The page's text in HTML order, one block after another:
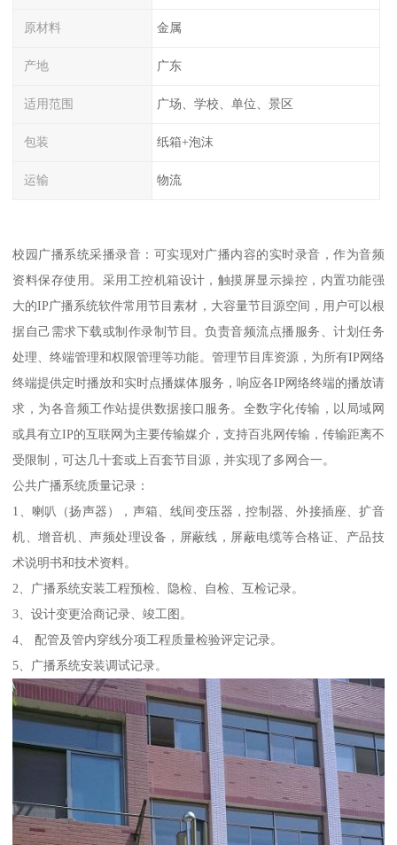
原材料 金属
产地 广东
适用范围 广场、学校、单位、景区
包装 纸箱+泡沫
运输 物流
校园广播系统采播录音：可实现对广播内容的实时录音，作为音频
资料保存使用。采用工控机箱设计，触摸屏显示操控，内置功能强
大的IP广播系统软件常用节目素材，大容量节目源空间，用户可以根
据自己需求下载或制作录制节目。负责音频流点播服务、计划任务
处理、终端管理和权限管理等功能。管理节目库资源，为所有IP网络
终端提供定时播放和实时点播媒体服务，响应各IP网络终端的播放请
求，为各音频工作站提供数据接口服务。全数字化传输，以局域网
或具有立IP的互联网为主要传输媒介，支持百兆网传输，传输距离不
受限制，可达几十套或上百套节目源，并实现了多网合一。
公共广播系统质量记录：
1、喇叭（扬声器），声箱、线间变压器，控制器、外接插座、扩音
机、增音机、声频处理设备，屏蔽线，屏蔽电缆等合格证、产品技
术说明书和技术资料。
2、广播系统安装工程预检、隐检、自检、互检记录。
3、设计变更洽商记录、竣工图。
4、 配管及管内穿线分项工程质量检验评定记录。
5、广播系统安装调试记录。